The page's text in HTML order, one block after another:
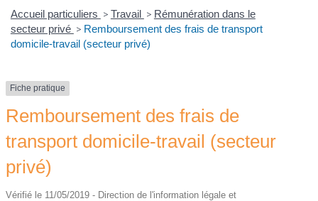
Accueil particuliers > Travail > Rémunération dans le
secteur privé > Remboursement des frais de transport
domicile-travail (secteur privé)
Fiche pratique
Remboursement des frais de
transport domicile-travail (secteur
privé)
Vérifié le 11/05/2019 - Direction de l'information légale et